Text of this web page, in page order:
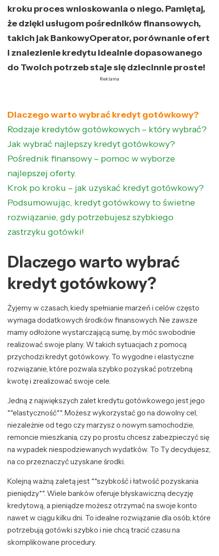
kroku proces wnioskowania o niego. Pamiętaj,
że dzięki usługom pośredników finansowych,
takich jak BankowyOperator, porównanie ofert
i znalezienie kredytu idealnie dopasowanego
do Twoich potrzeb staje się dziecinnie proste!
Reklama
Dlaczego warto wybrać kredyt gotówkowy?
Rodzaje kredytów gotówkowych – który wybrać?
Jak wybrać najlepszy kredyt gotówkowy?
Pośrednik finansowy – pomoc w wyborze
najlepszej oferty.
Krok po kroku – jak uzyskać kredyt gotówkowy?
Podsumowując, kredyt gotówkowy to świetne
rozwiązanie, gdy potrzebujesz szybkiego
zastrzyku gotówki!
Dlaczego warto wybrać
kredyt gotówkowy?
Żyjemy w czasach, kiedy spełnianie marzeń i celów często
wymaga dodatkowych środków finansowych. Nie zawsze
mamy odłożone wystarczającą sumę, by móc swobodnie
realizować swoje plany. W takich sytuacjach z pomocą
przychodzi kredyt gotówkowy. To wygodne i elastyczne
rozwiązanie, które pozwala szybko pozyskać potrzebną
kwotę i zrealizować swoje cele.
Jedną z największych zalet kredytu gotówkowego jest jego
**elastyczność**. Możesz wykorzystać go na dowolny cel,
niezależnie od tego czy marzysz o nowym samochodzie,
remoncie mieszkania, czy po prostu chcesz zabezpieczyć się
na wypadek niespodziewanych wydatków. To Ty decydujesz,
na co przeznaczyć uzyskane środki.
Kolejną ważną zaletą jest **szybkość i łatwość pozyskania
pieniędzy**. Wiele banków oferuje błyskawiczną decyzję
kredytową, a pieniądze możesz otrzymać na swoje konto
nawet w ciągu kilku dni. To idealne rozwiązanie dla osób, które
potrzebują gotówki szybko i nie chcą tracić czasu na
skomplikowane procedury.